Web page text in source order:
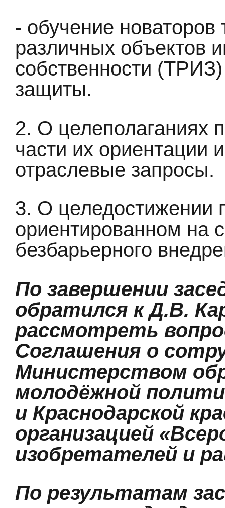
- обучение новаторов
различных объектов
собственности
защиты.
2. О целеполаганиях
части их ориентации
отраслевые запросы.
3. О целедостижении
ориентированном на
безбарьерного
По завершении
обратился к Д.В.
рассмотреть
Соглашения о
Министерством
молодёжной
и Краснодарской
организацией
изобретателей и
По результатам